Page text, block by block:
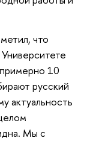
что
10
русский
актуальность
Мы с